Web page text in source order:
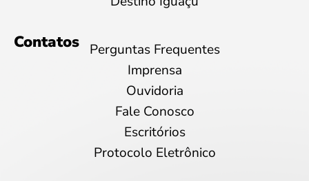
Contatos
Perguntas Frequentes
Imprensa
Ouvidoria
Fale Conosco
Escritórios
Protocolo Eletrônico